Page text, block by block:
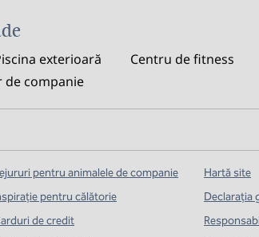
exterioară Centru de fitness
de companie
pentru animalele de companie
pentru călătorie
de credit
Hartă site
Declarația